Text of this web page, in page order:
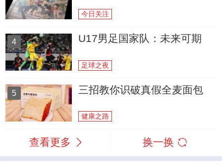
今日关注
4 U17男足国家队：未来可期
足球之夜
5 三招教你识破真假全麦面包
健康之路
查看更多 换一换